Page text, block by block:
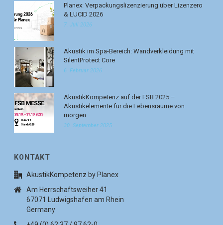
Planex: Verpackungslizenzierung über Lizenzero
& LUCID 2026
7. Juli 2026
Akustik im Spa-Bereich: Wandverkleidung mit
SilentProtect Core
6. Februar 2026
AkustikKompetenz auf der FSB 2025 –
Akustikelemente für die Lebensräume von
morgen
30. September 2025
KONTAKT
AkustikKompetenz by Planex
Am Herrschaftsweiher 41
67071 Ludwigshafen am Rhein
Germany